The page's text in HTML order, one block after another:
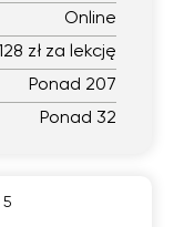
Online
zł za lekcję
Ponad 207
Ponad 32
5